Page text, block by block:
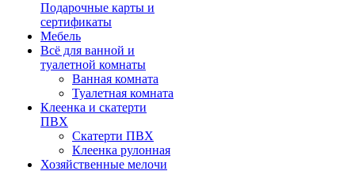
Подарочные карты и
сертификаты
Мебель
Всё для ванной и
туалетной комнаты
Ванная комната
Туалетная комната
Клеенка и скатерти
ПВХ
Скатерти ПВХ
Клеенка рулонная
Хозяйственные мелочи